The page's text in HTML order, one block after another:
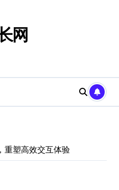
网
重塑高效交互体验